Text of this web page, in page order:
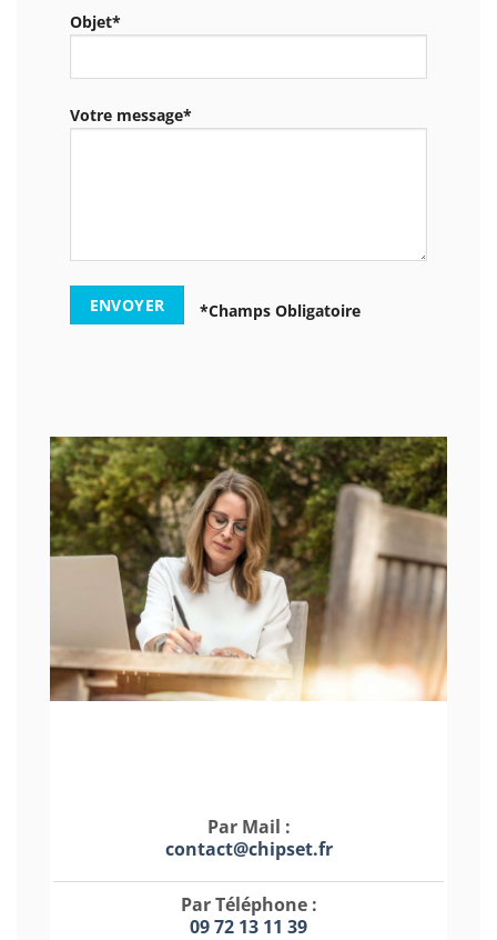
Objet*
Votre message*
*Champs Obligatoire
Par Mail :
contact@chipset.fr
Par Téléphone :
09 72 13 11 39